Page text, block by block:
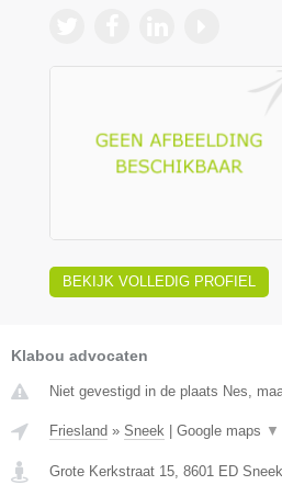
BEKIJK VOLLEDIG PROFIEL
Klabou advocaten
Niet gevestigd in de plaats Nes,
Friesland » Sneek | Google maps ▼
Grote Kerkstraat 15 8601 ED Sneek